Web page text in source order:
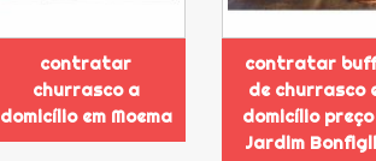
contratar
churrasco a
domicílio em Moema
contratar
de churrasco
domicílio
Jardim